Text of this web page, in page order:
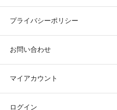
プライバシーポリシー
お問い合わせ
マイアカウント
ログイン